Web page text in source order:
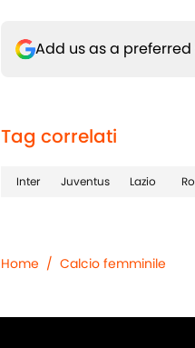
Add us as a preferred
Tag correlati
Inter Juventus Lazio
Home / Calcio femminile